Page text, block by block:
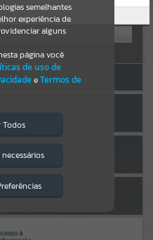
Senha
LOGIN
semelhantes
experiência de
alguns
página você
de uso de
eTermos de
Todos
recursos
não estar